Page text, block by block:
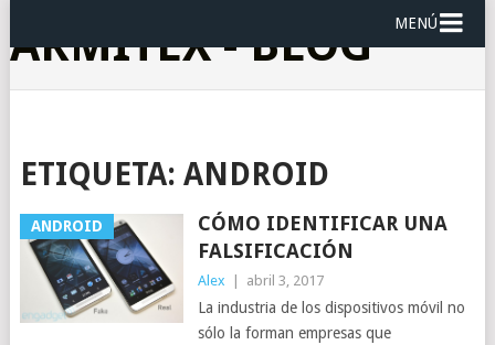
ARMITEX - BLOG MENÚ
ETIQUETA: ANDROID
ANDROID
CÓMO IDENTIFICAR UNA
FALSIFICACIÓN
Alex abril 3, 2017
La industria de los dispositivos móvil no
sólo la forman empresas que